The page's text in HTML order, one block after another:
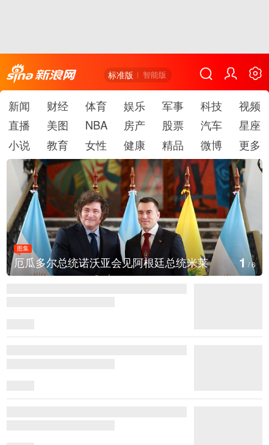
标准版 智能版
新闻 财经 体育 娱乐 军事 科技
视频
直播
美图 NBA 房产 股票 汽车
星座
小说
教育 女性 健康 精品 微博 更多
图集
美国斯波坎：野火烧毁700多所房屋 2/6